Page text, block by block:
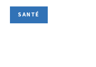
SANTÉ